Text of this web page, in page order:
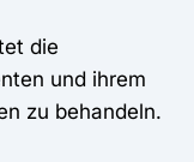
die
und ihrem
zu behandeln.